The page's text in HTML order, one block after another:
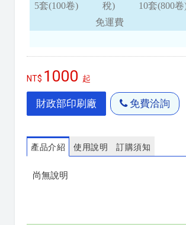
5套(100卷)
稅)
免運費
10套(800卷
1000 起
財政部印刷廠 免費洽詢
產品介紹 使用說明 訂購須知
尚無說明